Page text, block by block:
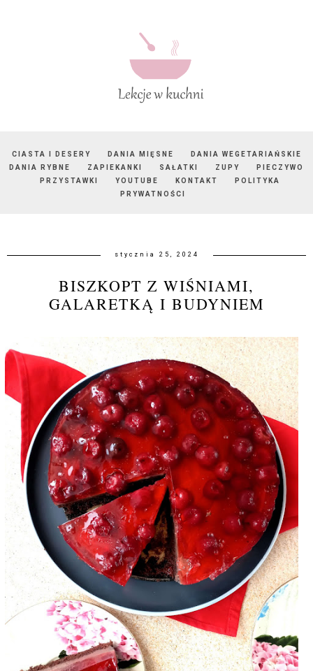
CIASTA I DESERY DANIA MIĘSNE
DANIA WEGETARIAŃSKIE
DANIA RYBNE
ZAPIEKANKI SAŁATKI ZUPY
PIECZYWO
PRZYSTAWKI
YOUTUBE KONTAKT
POLITYKA
PRYWATNOŚCI
stycznia 25, 2024
BISZKOPT Z WIŚNIAMI,
GALARETKĄ I BUDYNIEM